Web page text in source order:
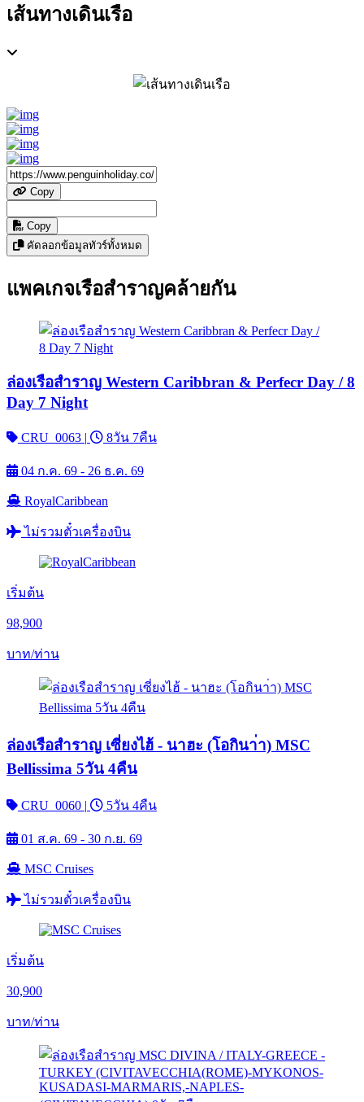
เส้นทางเดินเรือ
Copy
Copy
คัดลอกข้อมูลทัวร์ทั้งหมด
แพคเกจเรือสำราญคล้ายกัน
ล่องเรือสำราญ Western Caribbran & Perfecr Day / 8
Day 7 Night
CRU_0063 | 8วัน 7คืน
04 ก.ค. 69 - 26 ธ.ค. 69
RoyalCaribbean
ไม่รวมตั๋วเครื่องบิน
เริ่มต้น
98,900
บาท/ท่าน
ล่องเรือสำราญ เซี่ยงไฮ้ - นาฮะ (โอกินา่า) MSC
Bellissima 5วัน 4คืน
CRU_0060 | 5วัน 4คืน
01 ส.ค. 69 - 30 ก.ย. 69
MSC Cruises
ไม่รวมตั๋วเครื่องบิน
เริ่มต้น
30,900
บาท/ท่าน